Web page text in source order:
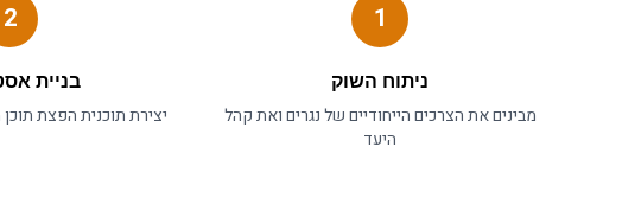
1
ניתוח השוק
מבינים את הצרכים הייחודיים שלנגריםואת קהל
היעד
2
בניית
יצירת תוכניתהפצת תוכן